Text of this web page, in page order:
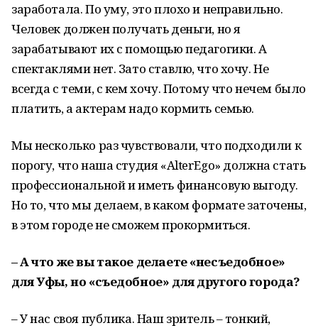
заработала. По уму, это плохо и неправильно.
Человек должен получать деньги, но я
зарабатывают их с помощью педагогики. А
спектаклями нет. Зато ставлю, что хочу. Не
всегда с теми, с кем хочу. Потому что нечем было
платить, а актерам надо кормить семью.
Мы несколько раз чувствовали, что подходили к
порогу, что наша студия «АlterEgo» должна стать
профессиональной и иметь финансовую выгоду.
Но то, что мы делаем, в каком формате заточены,
в этом городе не сможем прокормиться.
– А что же вы такое делаете «несъедобное»
для Уфы, но «съедобное» для другого города?
– У нас своя публика. Наш зритель – тонкий,